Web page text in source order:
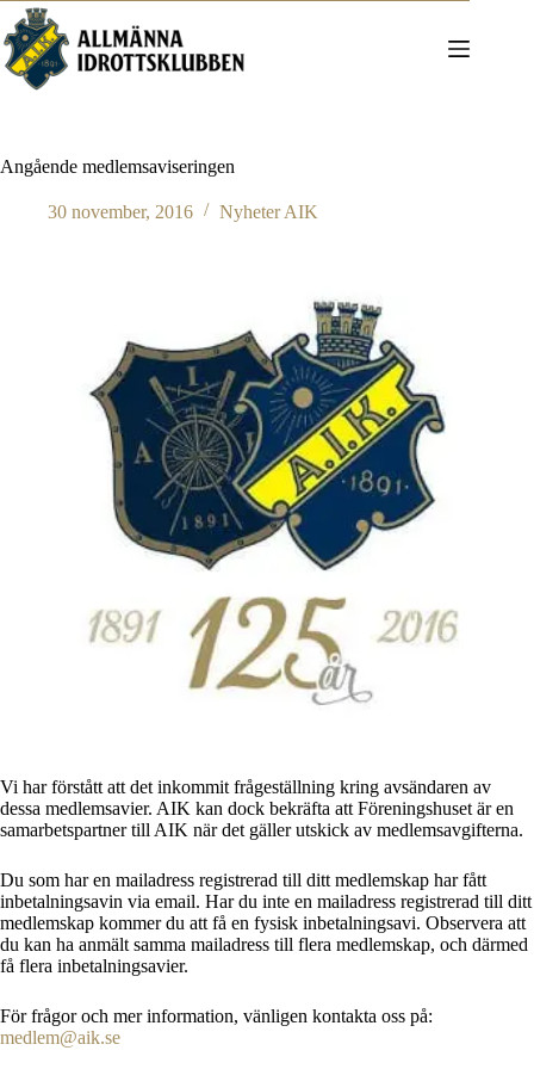
Hoppa
till
innehåll
Angående medlemsaviseringen
30 november, 2016 Nyheter AIK
Vi har förstått att det inkommit frågeställning kring avsändaren av
dessa medlemsavier. AIK kan dock bekräfta att Föreningshuset är en
samarbetspartner till AIK när det gäller utskick av medlemsavgifterna.
Du som har en mailadress registrerad till ditt medlemskap har fått
inbetalningsavin via email. Har du inte en mailadress registrerad till ditt
medlemskap kommer du att få en fysisk inbetalningsavi. Observera att
du kan ha anmält samma mailadress till flera medlemskap, och därmed
få flera inbetalningsavier.
För frågor och mer information, vänligen kontakta oss på:
medlem@aik.se